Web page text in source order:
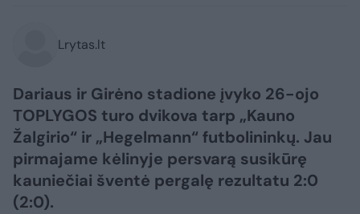
Lrytas.lt
Dariaus ir Girėno stadione įvyko 26-ojo
TOPLYGOS turo dvikova tarp „Kauno
Žalgirio“ ir „Hegelmann“ futbolininkų. Jau
pirmajame kėlinyje persvarą susikūrę
kauniečiai šventė pergalę rezultatu 2:0
(2:0).